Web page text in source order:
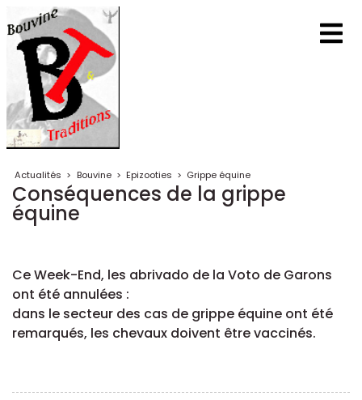
Actualités > Bouvine > Epizooties > Grippe équine
Conséquences de la grippe
équine
Ce Week-End, les abrivado de la Voto de Garons
ont été annulées :
dans le secteur des cas de grippe équine ont été
remarqués, les chevaux doivent être vaccinés.